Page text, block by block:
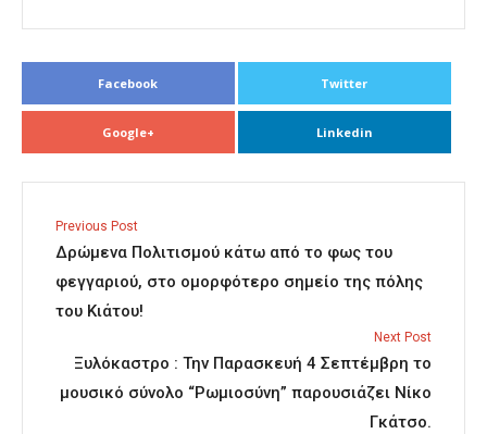
Facebook Twitter
Google+ Linkedin
Previous Post
Δρώμενα Πολιτισμού κάτω από το φως του
φεγγαριού, στο ομορφότερο σημείο της πόλης
του Κιάτου!
Next Post
Ξυλόκαστρο : Την Παρασκευή 4 Σεπτέμβρη το
μουσικό σύνολο “Ρωμιοσύνη” παρουσιάζει Νίκο
Γκάτσο.